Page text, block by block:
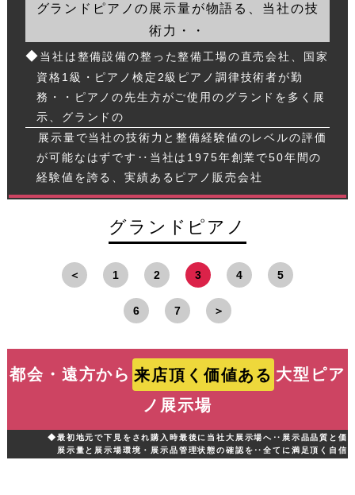
グランドピアノの展示量が物語る、当社の技
術力・・
◆当社は整備設備の整った整備工場の直売会社、国家
資格1級・ピアノ検定2級ピアノ調律技術者が勤
務・・ピアノの先生方がご使用のグランドを多く展
示、グランドの
展示量で当社の技術力と整備経験値のレベルの評価
が可能なはずです‥当社は1975年創業で50年間の
経験値を誇る、実績あるピアノ販売会社
グランドピアノ
＜ 1 2 3 4 5
6 7 ＞
都会・遠方から 来店頂く価値ある 大型ピア
ノ展示場
◆最初地元で下見をされ購入時最後に当社大展示場へ‥展示品品質と価
展示量と展示場環境・展示品管理状態の確認を‥全てに満足頂く自信